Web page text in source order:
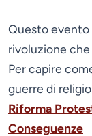
Questo evento
rivoluzione
Per capire
guerre di
Riforma
Conseguenze